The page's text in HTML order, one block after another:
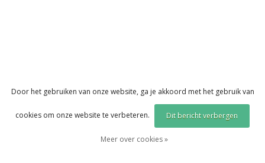
Door het gebruiken van onze website, ga je akkoord met het gebruik van
cookies om onze website te verbeteren. Dit bericht verbergen
Meer over cookies »